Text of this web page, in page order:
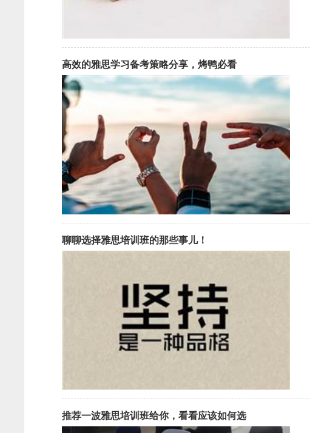
高效的雅思学习备考策略分享，烤鸭必看
聊聊选择雅思培训班的那些事儿！
推荐一波雅思培训班给你，看看应该如何选